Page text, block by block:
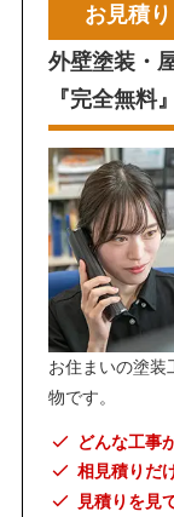
お見積り
外壁塗装・
『完全無料
お住まいの塗装
物です。
どんな工事
相見積りだ
見積りを見